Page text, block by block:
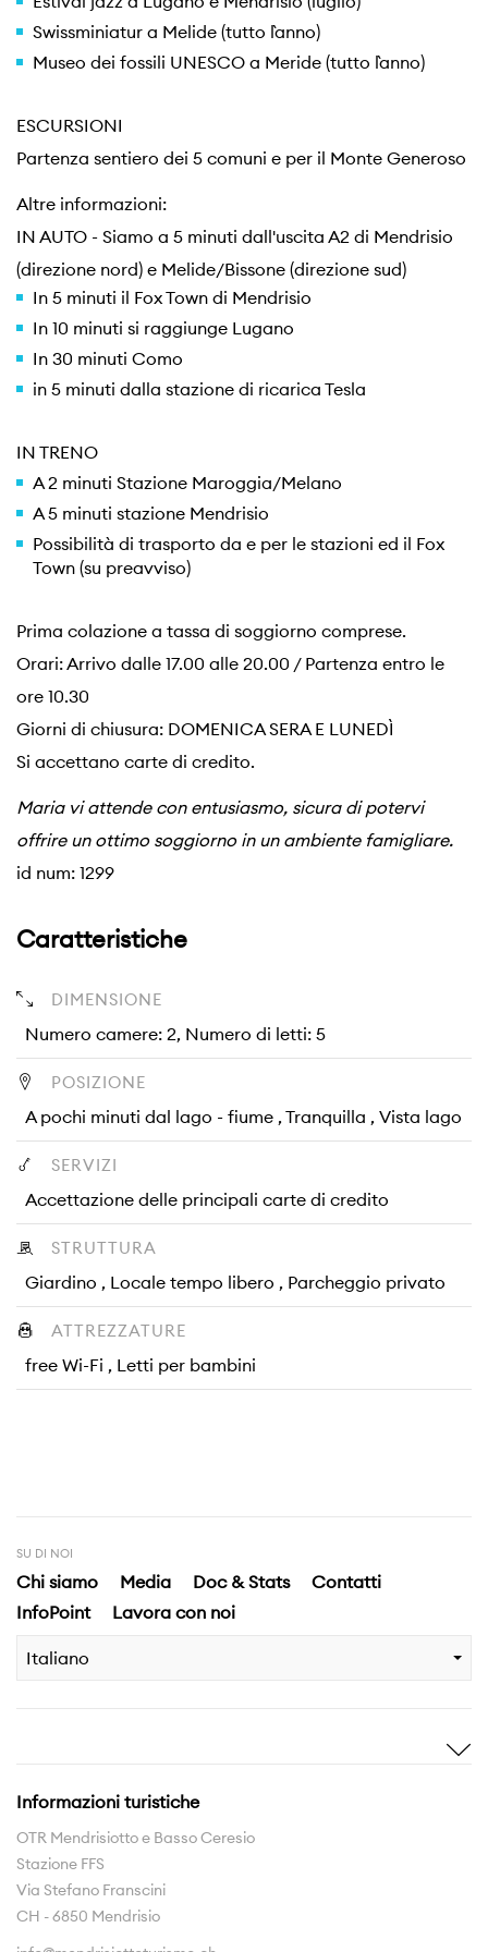
Swissminiatur a Melide (tutto l`anno)
Museo dei fossili UNESCO a Meride (tutto l`anno)
ESCURSIONI
Partenza sentiero dei 5 comuni e per il Monte Generoso
Altre informazioni:
IN AUTO - Siamo a 5 minuti dall'uscita A2 di Mendrisio
(direzione nord) e Melide/Bissone (direzione sud)
In 5 minuti il Fox Town di Mendrisio
In 10 minuti si raggiunge Lugano
In 30 minuti Como
in 5 minuti dalla stazione di ricarica Tesla
IN TRENO
A 2 minuti Stazione Maroggia/Melano
A 5 minuti stazione Mendrisio
Possibilità di trasporto da e per le stazioni ed il Fox
Town (su preavviso)
Prima colazione a tassa di soggiorno comprese.
Orari: Arrivo dalle 17.00 alle 20.00 / Partenza entro le
ore 10.30
Giorni di chiusura: DOMENICA SERA E LUNEDÌ
Si accettano carte di credito.
Maria vi attende con entusiasmo, sicura di potervi
offrire un ottimo soggiorno in un ambiente famigliare.
id num: 1299
Caratteristiche
DIMENSIONE
Numero camere: 2, Numero di letti: 5
POSIZIONE
A pochi minuti dal lago - fiume , Tranquilla , Vista lago
SERVIZI
Accettazione delle principali carte di credito
STRUTTURA
Giardino , Locale tempo libero , Parcheggio privato
ATTREZZATURE
free Wi-Fi , Letti per bambini
SU DI NOI
Chi siamo Media Doc & Stats
Contatti
InfoPoint
Lavora con noi
Italiano
Storie
Esperienze
Informazioni turistiche
OTR Mendrisiotto e Basso Ceresio
Stazione FFS
Via Stefano Franscini
CH - 6850 Mendrisio